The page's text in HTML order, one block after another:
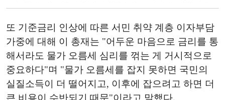
또 기준금리 인상에 따른 서민 취약 계층 이자부담
가중에 대해 이 총재는 "어두운 마음으로 금리를 통
해서라도 물가 오름세 심리를 꺾는 게 거시적으로
중요하다"며 "물가 오름세를 잡지 못하면 국민의
실질소득이 더 떨어지고, 이후에 잡으려고 하면 더
큰 비용이 수반되기 때문"이라고 말했다.